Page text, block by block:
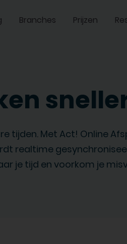
Branches Prijzen
tijden. Met Act! Online
realtime
je tijd en voorkom je